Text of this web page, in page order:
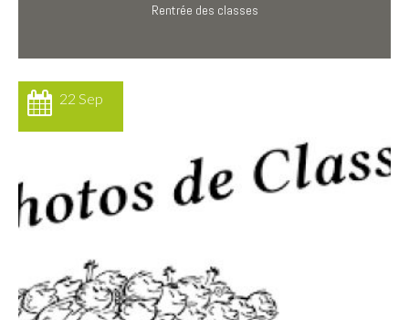
Rentrée des classes
22 Sep